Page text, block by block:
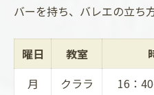
バーを持ち、バレエの立ち
曜日 教室
月
クララ 16：